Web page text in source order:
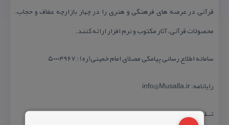
قرآنی در عرصه های فرهنگی و هنری را در چهار بازارچه عفاف و حجاب،
محصولات قرآنی، آثار مكتوب و نرم افزار ارائه كنند.
سامانه اطلاع رسانی پیامكی مصلای امام خمینی(ره) : ۵۰۰۰۴۹۶۷
رایانامه: info@Musalla.ir
تــلــفـــن: ۸۸۵۳۱۰۰۰ ۲۱ ۹۸+​